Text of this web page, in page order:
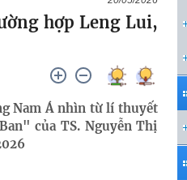
hợp Leng Lui,
Nam Á nhìn từ lí thuyết
của TS. Nguyễn Thị